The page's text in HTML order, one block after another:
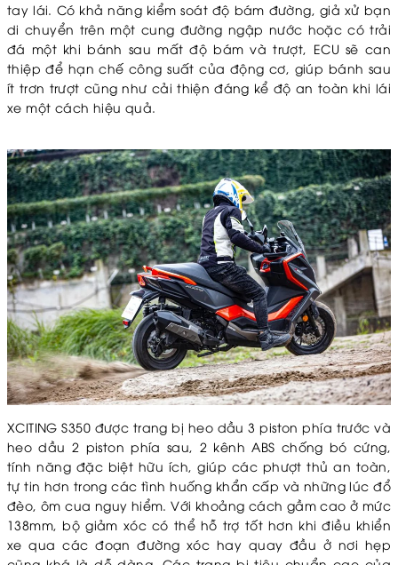
tay lái. Có khả năng kiểm soát độ bám đường, giả xử bạn
di chuyển trên một cung đường ngập nước hoặc có trải
đá một khi bánh sau mất độ bám và trượt, ECU sẽ can
thiệp để hạn chế công suất của động cơ, giúp bánh sau
ít trơn trượt cũng như cải thiện đáng kể độ an toàn khi lái
xe một cách hiệu quả.
XCITING S350 được trang bị heo dầu 3 piston phía trước và
heo dầu 2 piston phía sau, 2 kênh ABS chống bó cứng,
tính năng đặc biệt hữu ích, giúp các phượt thủ an toàn,
tự tin hơn trong các tình huống khẩn cấp và những lúc đổ
đèo, ôm cua nguy hiểm. Với khoảng cách gầm cao ở mức
138mm, bộ giảm xóc có thể hỗ trợ tốt hơn khi điều khiển
xe qua các đoạn đường xóc hay quay đầu ở nơi hẹp